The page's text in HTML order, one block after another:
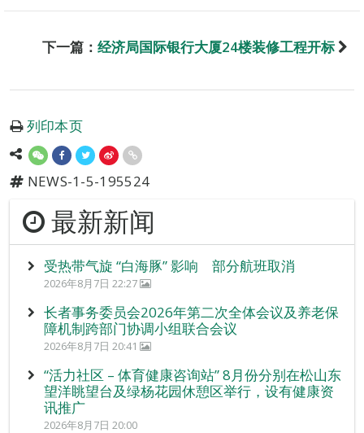
下一篇： 经济局国际银行大厦24楼装修工程开标
列印本页
NEWS-1-5-195524
最新新闻
受热带气旋 “白海豚” 影响 部分航班取消
2026年8月7日 22:27
长者事务委员会2026年第二次全体会议及养老保
障机制跨部门协调小组联合会议
2026年8月7日 20:41
“活力社区 – 体育健康咨询站” 8月份分别在松山东
望洋眺望台及绿杨花园休憩区举行，设有健康资
讯推广
2026年8月7日 20:00